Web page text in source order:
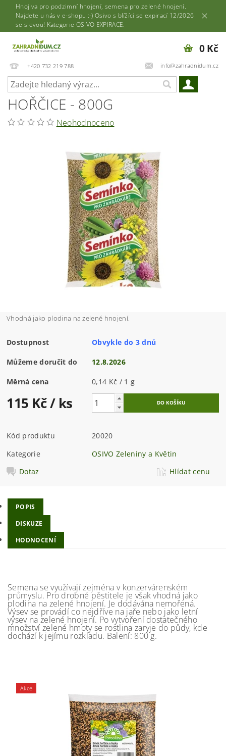
Hnojiva pro podzimní hnojení, semena pro zelené hnojení.
Najdete u nás v e-shopu :-) Osivo s blížící se expirací 12/2026
se slevou! Kategorie OSIVO EXPIRACE.
+420 732 219 788 info@zahradnidum.cz
0 Kč
HOŘČICE - 800G
Neohodnoceno
Vhodná jako plodina na zelené hnojení.
Dostupnost Obvykle do 3 dnů
Můžeme doručit do 12.8.2026
Měrná cena 0,14 Kč / 1 g
115 Kč/ ks
Kód produktu
20020
Kategorie
OSIVO Zeleniny a Květin
Dotaz
Hlídat cenu
POPIS
DISKUZE
HODNOCENÍ
Semena se využívají zejména v konzervárenském
průmyslu. Pro drobné pěstitele je však vhodná jako
plodina na zelené hnojení. Je dodávána nemořená.
Výsev se provádí co nejdříve na jaře nebo jako letní
výsev na zelené hnojení. Po vytvoření dostatečného
množství zelené hmoty se rostlina zaryje do půdy, kde
dochází k jejímu rozkladu. Balení: 800 g.
Akce